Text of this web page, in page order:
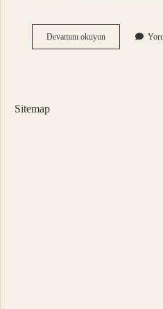
Devamını okuyunTembel
Bebek
Sitemap